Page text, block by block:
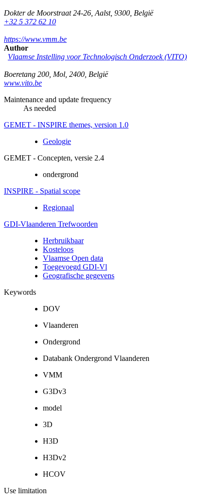
Dokter de Moorstraat 24-26 Aalst, 9300 België
+32 5 372 62 10
https://www.vmm.be
Author
Vlaamse Instelling voor Technologisch Onderzoek (VITO)
Boeretang 200 Mol 2400 België
www.vito.be
Maintenance and update frequency
As needed
GEMET - INSPIRE themes, version 1.0
Geologie
GEMET - Concepten, versie 2.4
ondergrond
INSPIRE - Spatial scope
Regionaal
GDI-Vlaanderen Trefwoorden
Herbruikbaar
Kosteloos
Vlaamse Open data
Toegevoegd GDI-Vl
Geografische gegevens
Keywords
DOV
Vlaanderen
Ondergrond
Databank Ondergrond Vlaanderen
VMM
G3Dv3
model
3D
H3D
H3Dv2
HCOV
Use limitation